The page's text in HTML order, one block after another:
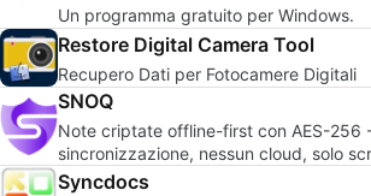
Un programma gratuito per Windows.
Restore Digital Camera Tool
Recupero Dati per Fotocamere Digitali
SNOQ
Note criptate offline-first con AES-256
sincronizzazione, nessun cloud, solo
Syncdocs